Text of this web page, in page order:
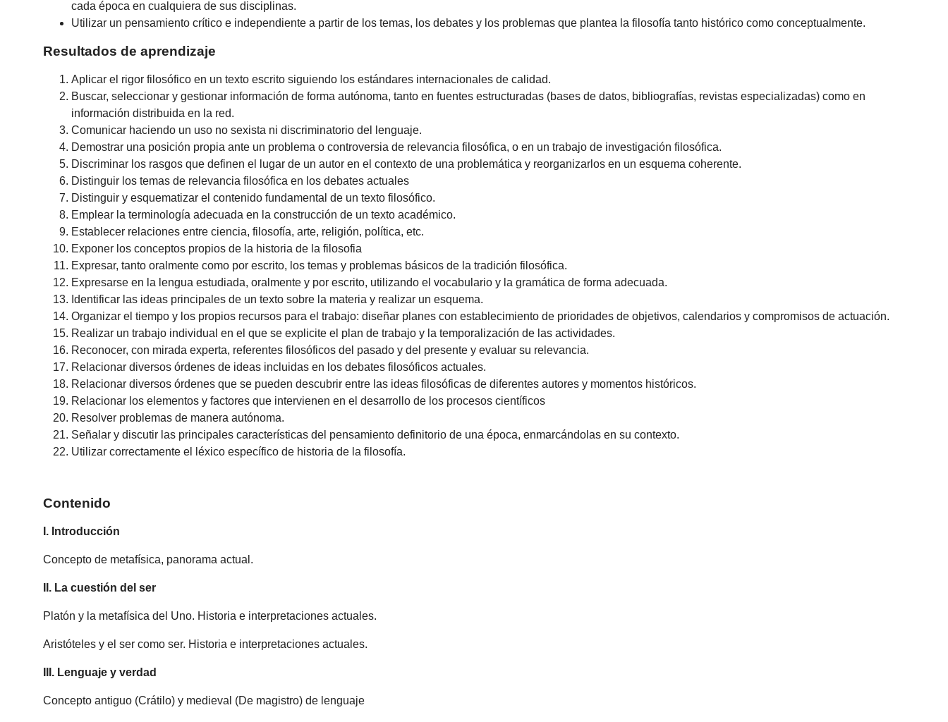
cada época en cualquiera de sus disciplinas.
Utilizar un pensamiento crítico e independiente a partir de los temas, los debates y los problemas que plantea la filosofía tanto histórico como conceptualmente.
Resultados de aprendizaje
Aplicar el rigor filosófico en un texto escrito siguiendo los estándares internacionales de calidad.
Buscar, seleccionar y gestionar información de forma autónoma, tanto en fuentes estructuradas (bases de datos, bibliografías, revistas especializadas) como en
información distribuida en la red.
Comunicar haciendo un uso no sexista ni discriminatorio del lenguaje.
Demostrar una posición propia ante un problema o controversia de relevancia filosófica, o en un trabajo de investigación filosófica.
Discriminar los rasgos que definen el lugar de un autor en el contexto de una problemática y reorganizarlos en un esquema coherente.
Distinguir los temas de relevancia filosófica en los debates actuales
Distinguir y esquematizar el contenido fundamental de un texto filosófico.
Emplear la terminología adecuada en la construcción de un texto académico.
Establecer relaciones entre ciencia, filosofía, arte, religión, política, etc.
Exponer los conceptos propios de la historia de la filosofia
Expresar, tanto oralmente como por escrito, los temas y problemas básicos de la tradición filosófica.
Expresarse en la lengua estudiada, oralmente y por escrito, utilizando el vocabulario y la gramática de forma adecuada.
Identificar las ideas principales de un texto sobre la materia y realizar un esquema.
Organizar el tiempo y los propios recursos para el trabajo: diseñar planes con establecimiento de prioridades de objetivos, calendarios y compromisos de actuación.
Realizar un trabajo individual en el que se explicite el plan de trabajo y la temporalización de las actividades.
Reconocer, con mirada experta, referentes filosóficos del pasado y del presente y evaluar su relevancia.
Relacionar diversos órdenes de ideas incluidas en los debates filosóficos actuales.
Relacionar diversos órdenes que se pueden descubrir entre las ideas filosóficas de diferentes autores y momentos históricos.
Relacionar los elementos y factores que intervienen en el desarrollo de los procesos científicos
Resolver problemas de manera autónoma.
Señalar y discutir las principales características del pensamiento definitorio de una época, enmarcándolas en su contexto.
Utilizar correctamente el léxico específico de historia de la filosofía.
Contenido
I. Introducción
Concepto de metafísica, panorama actual.
II. La cuestión del ser
Platón y la metafísica del Uno. Historia e interpretaciones actuales.
Aristóteles y el ser como ser. Historia e interpretaciones actuales.
III. Lenguaje y verdad
Concepto antiguo (Crátilo) y medieval (De magistro) de lenguaje